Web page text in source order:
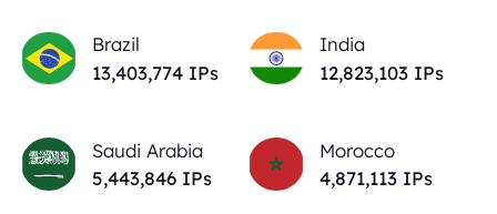
Brazil
13,403,774 IPs
India
12,823,103 IPs
Saudi Arabia
5,443,846 IPs
Morocco
4,871,113 IPs